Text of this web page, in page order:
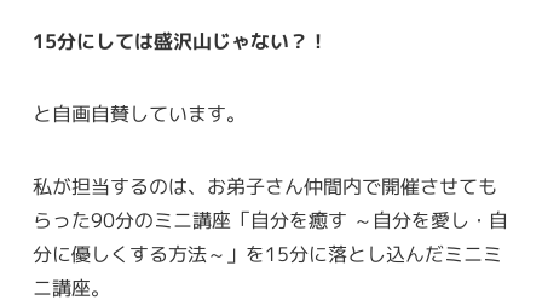
15分にしては盛沢山じゃない？！
と自画自賛しています。
私が担当するのは、お弟子さん仲間内で開催させても
らった90分のミニ講座「自分を癒す ～自分を愛し・自
分に優しくする方法～」を15分に落とし込んだミニミ
ニ講座。